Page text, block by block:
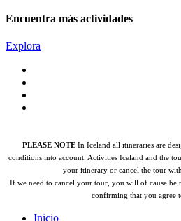
Encuentra más actividades
Explora
PLEASE NOTE In Iceland all itineraries are
conditions into account. Activities Iceland and the
your itinerary or cancel the tour
If we need to cancel your tour, you will of cause be
confirming that you agree
Inicio